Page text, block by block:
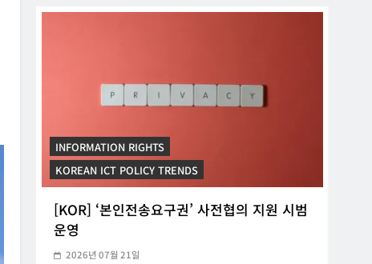
INFORMATION RIGHTS
KOREAN ICT POLICY TRENDS
[KOR] ‘본인전송요구권’ 사전협의 지원 시범
운영
2026년 07월 21일